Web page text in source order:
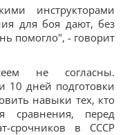
инструкторами
для боя дают, без
помогло", - говорит
не согласны.
10 дней подготовки
навыки тех, кто
перед
срочников в СССР